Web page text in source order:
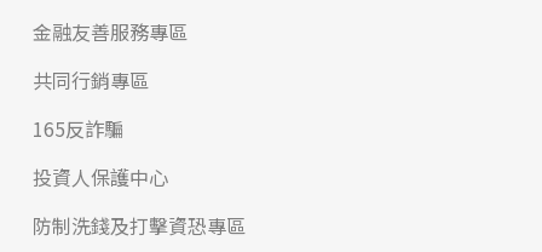
金融友善服務專區
共同行銷專區
165反詐騙
投資人保護中心
防制洗錢及打擊資恐專區